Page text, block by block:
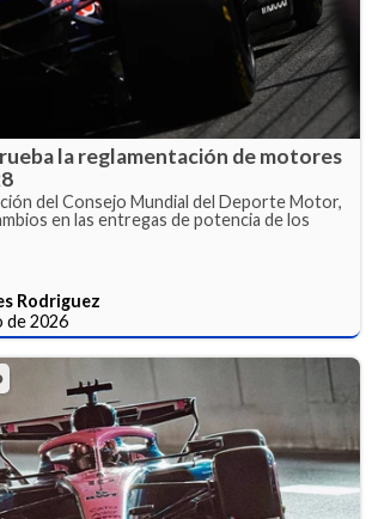
la reglamentación de motores
del Consejo Mundial del Deporte Motor,
en las entregas de potencia de los
Rodriguez
de 2026